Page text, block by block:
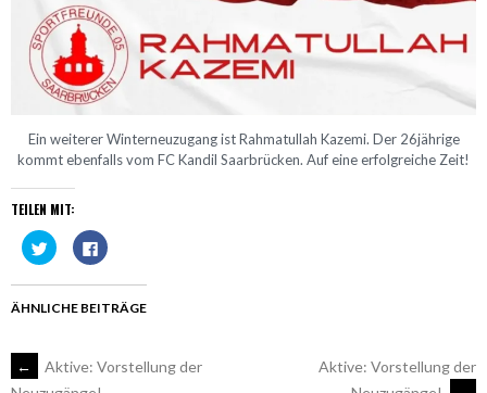
Ein weiterer Winterneuzugang ist Rahmatullah Kazemi. Der 26jährige
kommt ebenfalls vom FC Kandil Saarbrücken. Auf eine erfolgreiche Zeit!
TEILEN MIT:
Klick,
um
Twitter
teilen
Fenster
geöffnet)
Klick,
um
Facebook
teilen
Fenster
geöffnet)
ÄHNLICHE BEITRÄGE
ARTIKEL-
←
Aktive: Vorstellung der
Aktive: Vorstellung der